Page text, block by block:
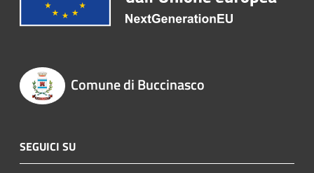
Comune di Buccinasco
SEGUICI SU